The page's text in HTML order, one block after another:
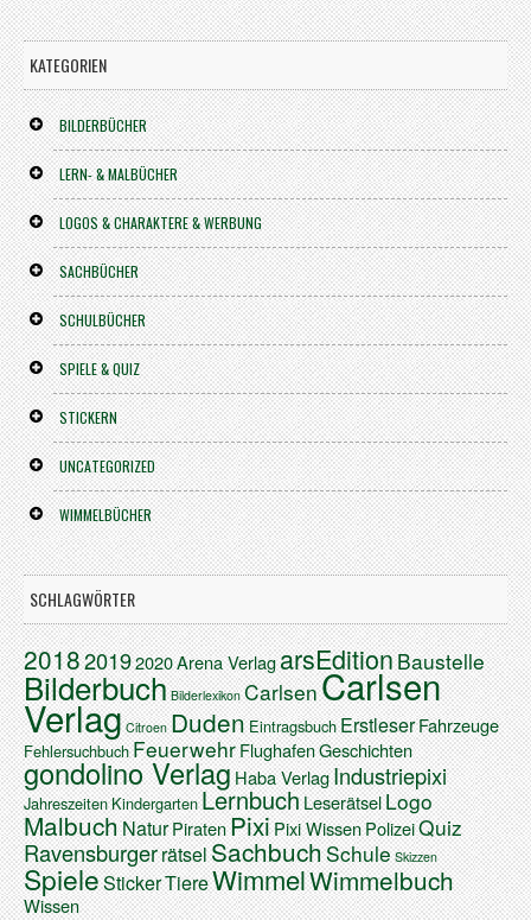
KATEGORIEN
BILDERBÜCHER
LERN- & MALBÜCHER
LOGOS & CHARAKTERE & WERBUNG
SACHBÜCHER
SCHULBÜCHER
SPIELE & QUIZ
STICKERN
UNCATEGORIZED
WIMMELBÜCHER
SCHLAGWÖRTER
201820192020Arena VerlagarsEditionBaustelle
Bilderbuch Bilderlexikon CarlsenCarlsen
Verlag Citroen DudenEintragsbuchErstleserFahrzeuge
FehlersuchbuchFeuerwehrFlughafenGeschichten
gondolino VerlagHaba VerlagIndustriepixi
JahreszeitenKindergartenLernbuchLeserätselLogo
MalbuchNaturPiratenPixiPixi WissenPolizeiQuiz
RavensburgerrätselSachbuchSchule Skizzen
SpieleStickerTiereWimmelWimmelbuch
Wissen